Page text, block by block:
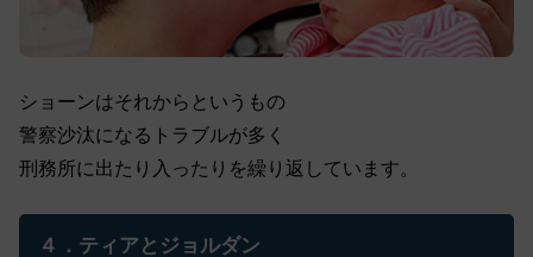
ショーンはそれからというもの
警察沙汰になるトラブルが多く
刑務所に出たり入ったりを繰り返しています。
４．ティアとジョルダン